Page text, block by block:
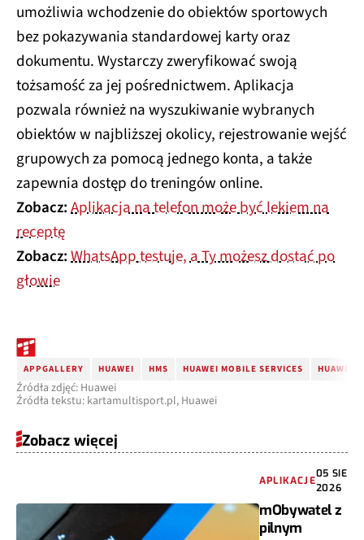
umożliwia wchodzenie do obiektów sportowych
bez pokazywania standardowej karty oraz
dokumentu. Wystarczy zweryfikować swoją
tożsamość za jej pośrednictwem. Aplikacja
pozwala również na wyszukiwanie wybranych
obiektów w najbliższej okolicy, rejestrowanie wejść
grupowych za pomocą jednego konta, a także
zapewnia dostęp do treningów online.
Zobacz:Aplikacja na telefon może być lekiem na
receptę
Zobacz:WhatsApp testuje, a Ty możesz dostać po
głowie
APPGALLERY HUAWEI HMS HUAWEI MOBILE SERVICES HUAWEI
Źródła zdjęć: Huawei
Źródła tekstu: kartamultisport.pl, Huawei
Zobacz więcej
APLIKACJE
05 SIE
2026
mObywatel z
pilnym